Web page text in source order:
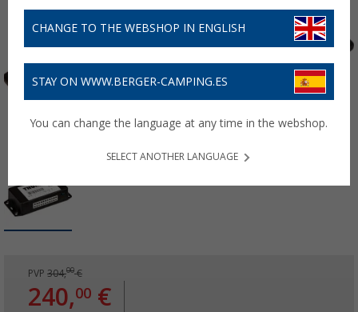
PVP 304,00€
240,00 €
CHANGE TO THE WEBSHOP IN ENGLISH
STAY ON WWW.BERGER-CAMPING.ES
You can change the language at any time in the webshop.
SELECT ANOTHER LANGUAGE